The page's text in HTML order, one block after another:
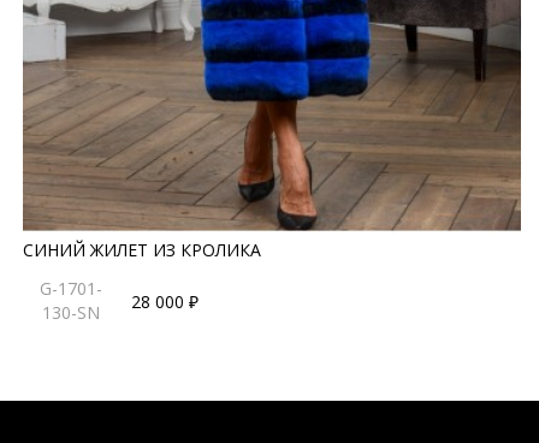
СИНИЙ ЖИЛЕТ ИЗ КРОЛИКА
G-1701-
130-SN
28 000 ₽